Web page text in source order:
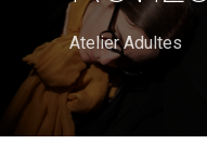
Atelier Adultes